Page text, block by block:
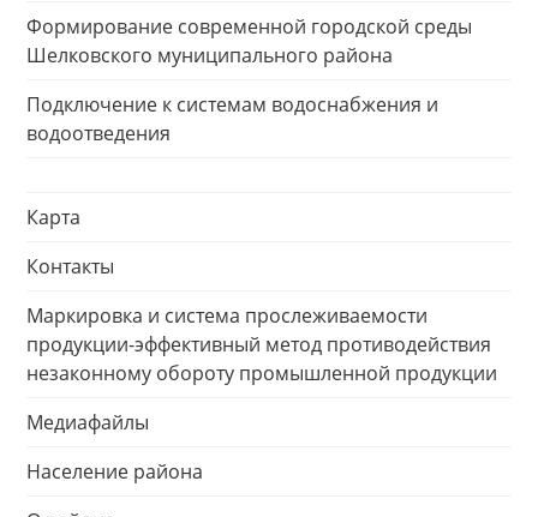
Формирование современной городской среды
Шелковского муниципального района
Подключение к системам водоснабжения и
водоотведения
Карта
Контакты
Маркировка и система прослеживаемости
продукции-эффективный метод противодействия
незаконному обороту промышленной продукции
Медиафайлы
Население района